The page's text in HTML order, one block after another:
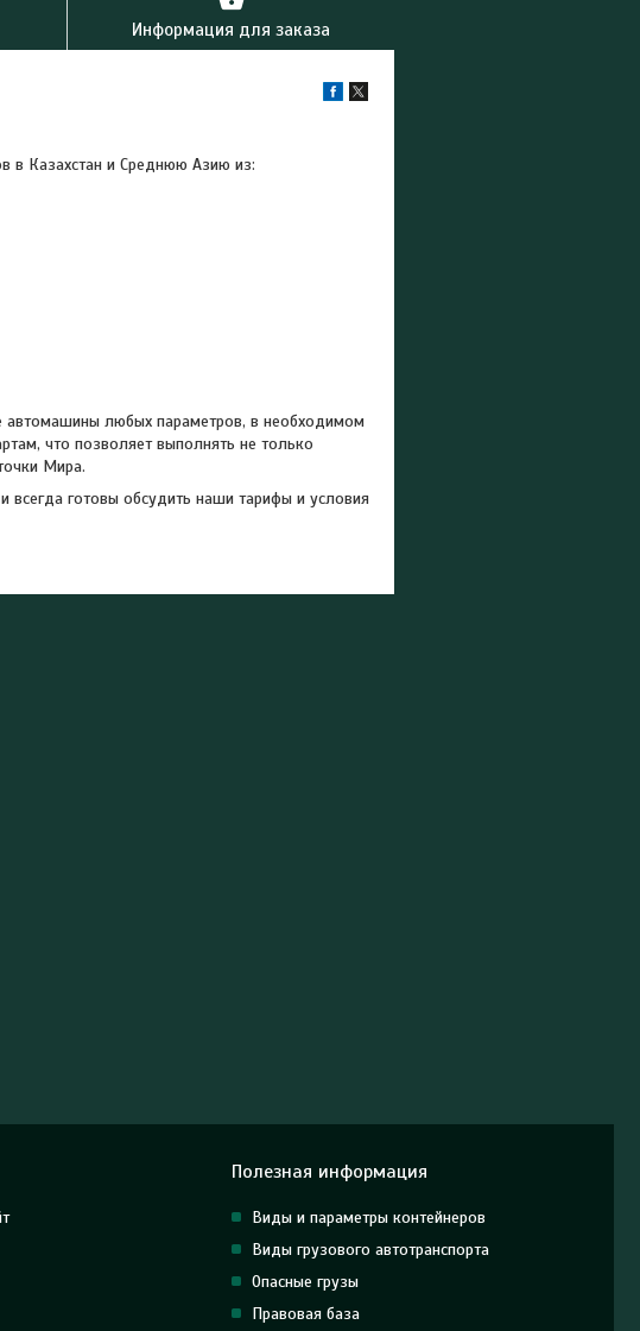
Информация для заказа
в Казахстан и Среднюю Азию из:
автомашины любых параметров, в необходимом
что позволяет выполнять не только
Мира.
готовы обсудить наши тарифы и условия
Полезная информация
Виды и параметры контейнеров
Виды грузового автотранспорта
Опасные грузы
Правовая база